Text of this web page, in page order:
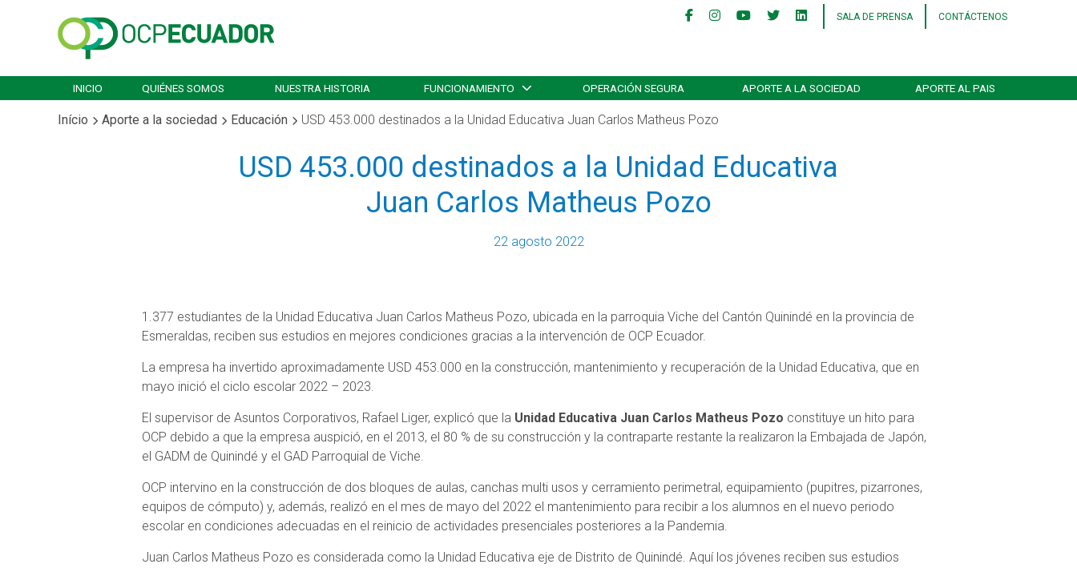
SALA DE PRENSA CONTÁCTENOS
INICIO QUIÉNES SOMOS NUESTRA HISTORIA FUNCIONAMIENTO OPERACIÓN SEGURA APORTE A LA SOCIEDAD APORTE AL PAIS
Início Aporte a la sociedad Educación USD 453.000 destinados a la Unidad Educativa Juan Carlos Matheus Pozo
USD 453.000 destinados a la Unidad Educativa
Juan Carlos Matheus Pozo
22 agosto 2022
1.377 estudiantes de la Unidad Educativa Juan Carlos Matheus Pozo, ubicada en la parroquia Viche del Cantón Quinindé en la provincia de
Esmeraldas, reciben sus estudios en mejores condiciones gracias a la intervención de OCP Ecuador.
La empresa ha invertido aproximadamente USD 453.000 en la construcción, mantenimiento y recuperación de la Unidad Educativa, que en
mayo inició el ciclo escolar 2022 – 2023.
El supervisor de Asuntos Corporativos, Rafael Liger, explicó que la Unidad Educativa Juan Carlos Matheus Pozo constituye un hito para
OCP debido a que la empresa auspició, en el 2013, el 80 % de su construcción y la contraparte restante la realizaron la Embajada de Japón,
el GADM de Quinindé y el GAD Parroquial de Viche.
OCP intervino en la construcción de dos bloques de aulas, canchas multi usos y cerramiento perimetral, equipamiento (pupitres, pizarrones,
equipos de cómputo) y, además, realizó en el mes de mayo del 2022 el mantenimiento para recibir a los alumnos en el nuevo periodo
escolar en condiciones adecuadas en el reinicio de actividades presenciales posteriores a la Pandemia.
Juan Carlos Matheus Pozo es considerada como la Unidad Educativa eje de Distrito de Quinindé. Aquí los jóvenes reciben sus estudios